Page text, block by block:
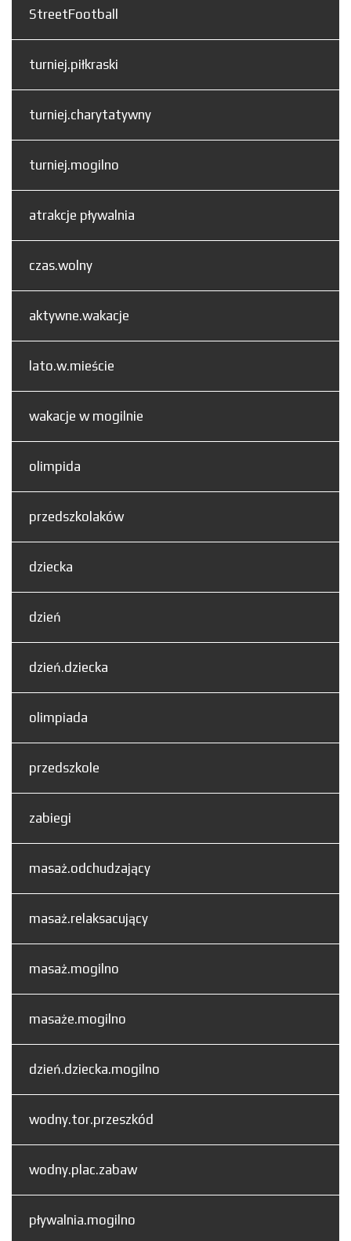
StreetFootball
turniej.piłkraski
turniej.charytatywny
turniej.mogilno
atrakcje pływalnia
czas.wolny
aktywne.wakacje
lato.w.mieście
wakacje w mogilnie
olimpida
przedszkolaków
dziecka
dzień
dzień.dziecka
olimpiada
przedszkole
zabiegi
masaż.odchudzający
masaż.relaksacujący
masaż.mogilno
masaże.mogilno
dzień.dziecka.mogilno
wodny.tor.przeszkód
wodny.plac.zabaw
pływalnia.mogilno